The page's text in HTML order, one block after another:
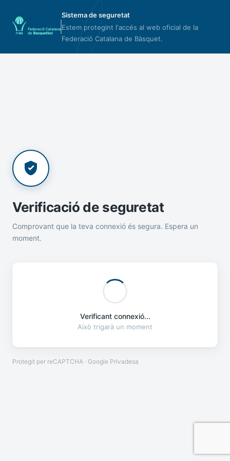
Sistema de seguretat
Estem protegint l'accés al web oficial de la
Federació Catalana de Bàsquet.
Verificació de seguretat
Comprovant que la teva connexió és segura. Espera un
moment.
Verificant connexió...
Això trigarà un moment
Protegit per reCAPTCHA · Google Privadesa